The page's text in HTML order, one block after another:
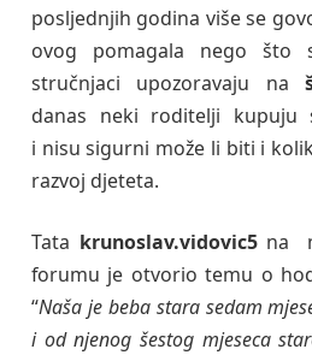
posljednjih godina više se
ovog pomagala nego što
stručnjaci upozoravaju na
danas neki roditelji kupuju
i nisu sigurni može li biti i
razvoj djeteta.
Tata krunoslav.vidovic5na
forumu je otvorio temu o
“Naša je beba stara sedam
i od njenog šestog mjeseca